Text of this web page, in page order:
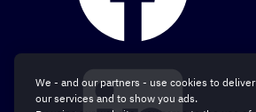
We - and our partners - use cookies to deliver
our services and to show you ads.